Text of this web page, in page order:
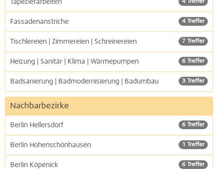
4 Treffer
Tapezierarbeiten
4 Treffer
Fassadenanstriche
7 Treffer
Tischlereien | Zimmereien | Schreinereien
6 Treffer
Heizung | Sanitär | Klima | Wärmepumpen
3 Treffer
Badsanierung | Badmodernisierung | Badumbau
Nachbarbezirke
6 Treffer
Berlin Hellersdorf
1 Treffer
Berlin Hohenschönhausen
6 Treffer
Berlin Köpenick